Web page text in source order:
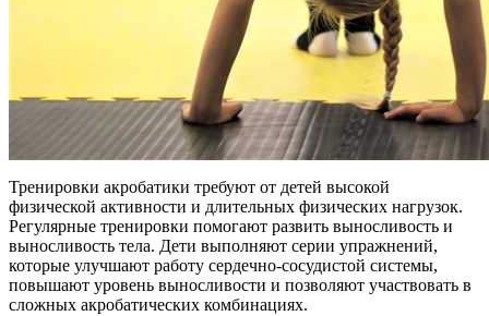
Тренировки акробатики требуют от детей высокой
физической активности и длительных физических нагрузок.
Регулярные тренировки помогают развить выносливость и
выносливость тела. Дети выполняют серии упражнений,
которые улучшают работу сердечно-сосудистой системы,
повышают уровень выносливости и позволяют участвовать в
сложных акробатических комбинациях.